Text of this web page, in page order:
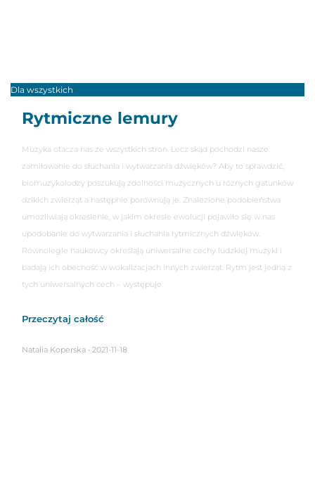
Dla wszystkich
Rytmiczne lemury
Muzyka otacza nas ze wszystkich stron. Lecz skąd pochodzi nasze
zamiłowanie do słuchania i wytwarzania dźwięków? Aby to sprawdzić,
biomuzykolodzy poszukują zdolności muzycznych u różnych gatunków
dzikich zwierząt a następnie porównują je. Znalezione podobieństwa
umożliwiają określenie, w jakim okresie ewolucji pojawiło się w nas
upodobanie do wytwarzania i słuchania rytmicznych dźwięków.
Równolegle naukowcy określają uniwersalne cechy ludzkiej muzyki i
badają ich obecność w wokalizacjach innych zwierząt. Rytm jest jedną z
tych uniwersalnych cech – występuje
Przeczytaj całość
Natalia Koperska 2021-11-18